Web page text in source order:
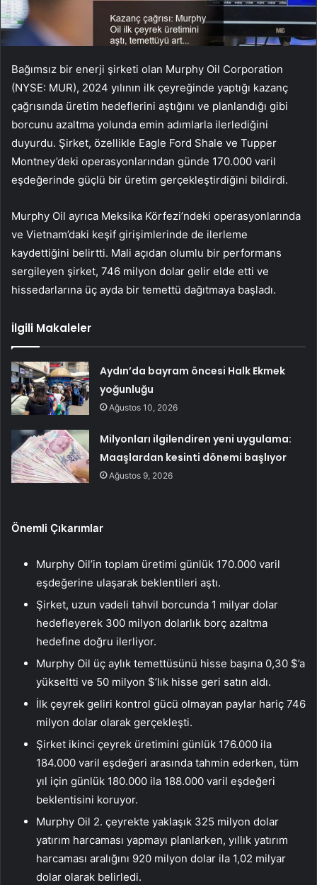
Bağımsız bir enerji şirketi olan Murphy Oil Corporation
(NYSE: MUR), 2024 yılının ilk çeyreğinde yaptığı kazanç
çağrısında üretim hedeflerini aştığını ve planlandığı gibi
borcunu azaltma yolunda emin adımlarla ilerlediğini
duyurdu. Şirket, özellikle Eagle Ford Shale ve Tupper
Montney’deki operasyonlarından günde 170.000 varil
eşdeğerinde güçlü bir üretim gerçekleştirdiğini bildirdi.
Murphy Oil ayrıca Meksika Körfezi’ndeki operasyonlarında
ve Vietnam’daki keşif girişimlerinde de ilerleme
kaydettiğini belirtti. Mali açıdan olumlu bir performans
sergileyen şirket, 746 milyon dolar gelir elde etti ve
hissedarlarına üç ayda bir temettü dağıtmaya başladı.
İlgili Makaleler
Aydın’da bayram öncesi Halk Ekmek
yoğunluğu
Ağustos 10, 2026
Milyonları ilgilendiren yeni uygulama:
Maaşlardan kesinti dönemi başlıyor
Ağustos 9, 2026
Önemli Çıkarımlar
Murphy Oil’in toplam üretimi günlük 170.000 varil
eşdeğerine ulaşarak beklentileri aştı.
Şirket, uzun vadeli tahvil borcunda 1 milyar dolar
hedefleyerek 300 milyon dolarlık borç azaltma
hedefine doğru ilerliyor.
Murphy Oil üç aylık temettüsünü hisse başına 0,30 $’a
yükseltti ve 50 milyon $’lık hisse geri satın aldı.
İlk çeyrek geliri kontrol gücü olmayan paylar hariç 746
milyon dolar olarak gerçekleşti.
Şirket ikinci çeyrek üretimini günlük 176.000 ila
184.000 varil eşdeğeri arasında tahmin ederken, tüm
yıl için günlük 180.000 ila 188.000 varil eşdeğeri
beklentisini koruyor.
Murphy Oil 2. çeyrekte yaklaşık 325 milyon dolar
yatırım harcaması yapmayı planlarken, yıllık yatırım
harcaması aralığını 920 milyon dolar ila 1,02 milyar
dolar olarak belirledi.